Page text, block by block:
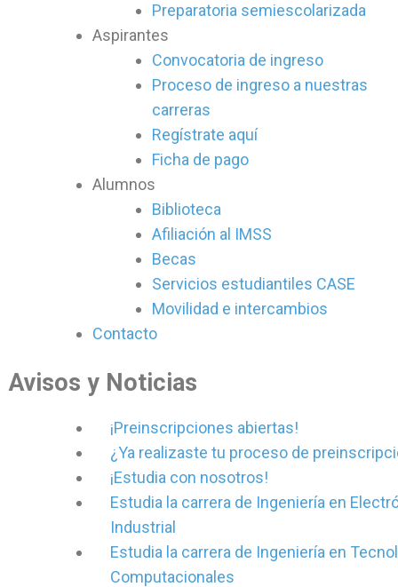
Preparatoria semiescolarizada
Aspirantes
Convocatoria de ingreso
Proceso de ingreso a nuestras
carreras
Regístrate aquí
Ficha de pago
Alumnos
Biblioteca
Afiliación al IMSS
Becas
Servicios estudiantiles CASE
Movilidad e intercambios
Contacto
Avisos y Noticias
¡Preinscripciones abiertas!
¿Ya realizaste tu proceso de
¡Estudia con nosotros!
Estudia la carrera de Ingeniería en
Industrial
Estudia la carrera de Ingeniería en
Computacionales